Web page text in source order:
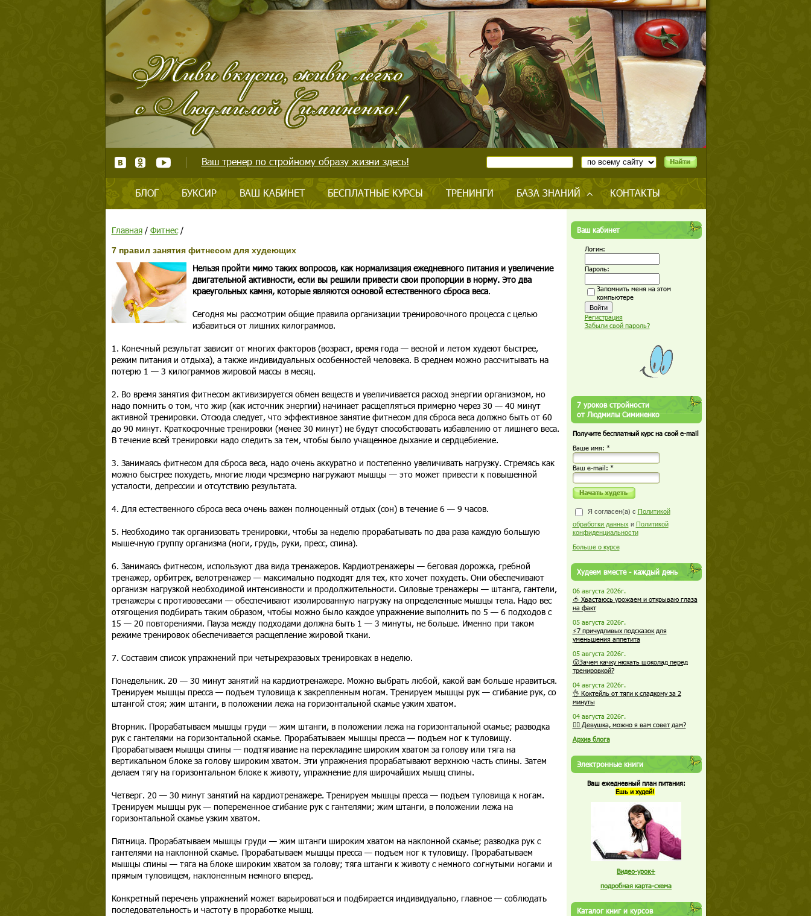
Ваш тренер по стройному образу жизни здесь!
БЛОГ БУКСИР ВАШ КАБИНЕТ БЕСПЛАТНЫЕ КУРСЫ ТРЕНИНГИ БАЗА ЗНАНИЙ КОНТАКТЫ
Главная/ Фитнес/
7 правил занятия фитнесом для худеющих
Нельзя пройти мимо таких вопросов, как нормализация ежедневного питания и увеличение
двигательной активности, если вы решили привести свои пропорции в норму. Это два
краеугольных камня, которые являются основой естественного сброса веса.
Сегодня мы рассмотрим общие правила организации тренировочного процесса с целью
избавиться от лишних килограммов.
1. Конечный результат зависит от многих факторов (возраст, время года — весной и летом худеют быстрее,
режим питания и отдыха), а также индивидуальных особенностей человека. В среднем можно рассчитывать на
потерю 1 — 3 килограммов жировой массы в месяц.
2. Во время занятия фитнесом активизируется обмен веществ и увеличивается расход энергии организмом, но
надо помнить о том, что жир (как источник энергии) начинает расщепляться примерно через 30 — 40 минут
активной тренировки. Отсюда следует, что эффективное занятие фитнесом для сброса веса должно быть от 60
до 90 минут. Краткосрочные тренировки (менее 30 минут) не будут способствовать избавлению от лишнего веса.
В течение всей тренировки надо следить за тем, чтобы было учащенное дыхание и сердцебиение.
3. Занимаясь фитнесом для сброса веса, надо очень аккуратно и постепенно увеличивать нагрузку. Стремясь как
можно быстрее похудеть, многие люди чрезмерно нагружают мышцы — это может привести к повышенной
усталости, депрессии и отсутствию результата.
4. Для естественного сброса веса очень важен полноценный отдых (сон) в течение 6 — 9 часов.
5. Необходимо так организовать тренировки, чтобы за неделю прорабатывать по два раза каждую большую
мышечную группу организма (ноги, грудь, руки, пресс, спина).
6. Занимаясь фитнесом, используют два вида тренажеров. Кардиотренажеры — беговая дорожка, гребной
тренажер, орбитрек, велотренажер — максимально подходят для тех, кто хочет похудеть. Они обеспечивают
организм нагрузкой необходимой интенсивности и продолжительности. Силовые тренажеры — штанга, гантели,
тренажеры с противовесами — обеспечивают изолированную нагрузку на определенные мышцы тела. Надо вес
отягощения подбирать таким образом, чтобы можно было каждое упражнение выполнить по 5 — 6 подходов с
15 — 20 повторениями. Пауза между подходами должна быть 1 — 3 минуты, не больше. Именно при таком
режиме тренировок обеспечивается расщепление жировой ткани.
7. Составим список упражнений при четырехразовых тренировках в неделю.
Понедельник. 20 — 30 минут занятий на кардиотренажере. Можно выбрать любой, какой вам больше нравиться.
Тренируем мышцы пресса — подъем туловища к закрепленным ногам. Тренируем мышцы рук — сгибание рук, со
штангой стоя; жим штанги, в положении лежа на горизонтальной скамье узким хватом.
Вторник. Прорабатываем мышцы груди — жим штанги, в положении лежа на горизонтальной скамье; разводка
рук с гантелями на горизонтальной скамье. Прорабатываем мышцы пресса — подъем ног к туловищу.
Прорабатываем мышцы спины — подтягивание на перекладине широким хватом за голову или тяга на
вертикальном блоке за голову широким хватом. Эти упражнения прорабатывают верхнюю часть спины. Затем
делаем тягу на горизонтальном блоке к животу, упражнение для широчайших мышц спины.
Четверг. 20 — 30 минут занятий на кардиотренажере. Тренируем мышцы пресса — подъем туловища к ногам.
Тренируем мышцы рук — попеременное сгибание рук с гантелями; жим штанги, в положении лежа на
горизонтальной скамье узким хватом.
Пятница. Прорабатываем мышцы груди — жим штанги широким хватом на наклонной скамье; разводка рук с
гантелями на наклонной скамье. Прорабатываем мышцы пресса — подъем ног к туловищу. Прорабатываем
мышцы спины — тяга на блоке широким хватом за голову; тяга штанги к животу с немного согнутыми ногами и
прямым туловищем, наклоненным немного вперед.
Конкретный перечень упражнений может варьироваться и подбирается индивидуально, главное — соблюдать
последовательность и частоту в проработке мышц.
Ваш кабинет
Логин:
Пароль:
Запомнить меня на этом
компьютере
Регистрация
Забыли свой пароль?
7 уроков стройности
от Людмилы Симиненко
Получите бесплатный курс на свой e-mail
Ваше имя: *
Ваш е-mail: *
Я согласен(а) с Политикой
обработки данных и Политикой
конфиденциальности
Больше о курсе
Худеем вместе - каждый день
06 августа 2026г.
🍅 Хвастаюсь урожаем и открываю глаза
на факт
05 августа 2026г.
⚡7 причудливых подсказок для
уменьшения аппетита
05 августа 2026г.
😮Зачем качку нюхать шоколад перед
тренировкой?
04 августа 2026г.
👌 Коктейль от тяги к сладкому за 2
минуты
04 августа 2026г.
🏋️‍♀️ Девушка, можно я вам совет дам?
Архив блога
Электронные книги
Ваш ежедневный план питания:
Ешь и худей!
Видео-урок+
подробная карта-схема
Каталог книг и курсов